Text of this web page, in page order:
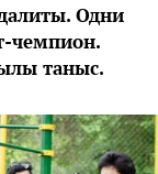
Одни
чемпион.
таныс.